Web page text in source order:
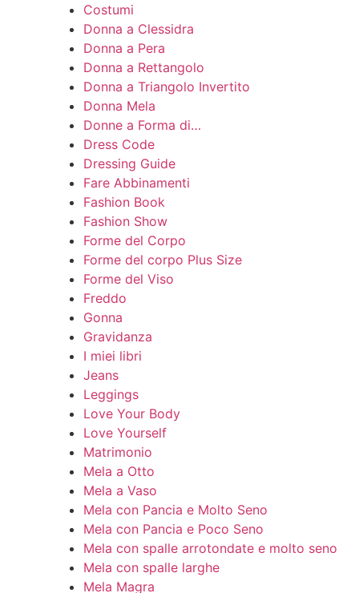
Costumi
Donna a Clessidra
Donna a Pera
Donna a Rettangolo
Donna a Triangolo Invertito
Donna Mela
Donne a Forma di…
Dress Code
Dressing Guide
Fare Abbinamenti
Fashion Book
Fashion Show
Forme del Corpo
Forme del corpo Plus Size
Forme del Viso
Freddo
Gonna
Gravidanza
I miei libri
Jeans
Leggings
Love Your Body
Love Yourself
Matrimonio
Mela a Otto
Mela a Vaso
Mela con Pancia e Molto Seno
Mela con Pancia e Poco Seno
Mela con spalle arrotondate e molto seno
Mela con spalle larghe
Mela Magra